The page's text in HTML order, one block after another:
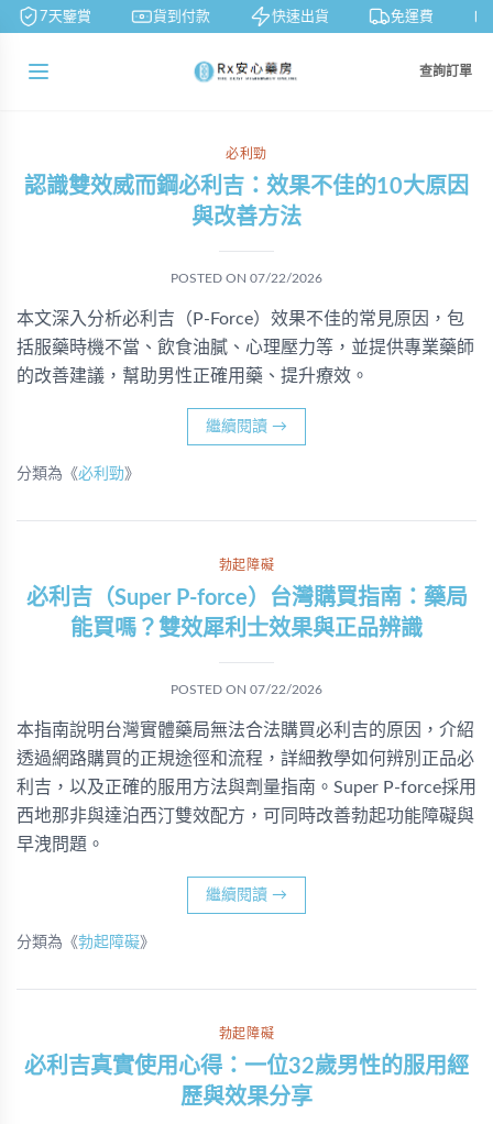
7天鑒賞 貨到付款 快速出貨 免運費
查詢訂單
必利勁
認識雙效威而鋼必利吉：效果不佳的10大原因
與改善方法
POSTED ON 07/22/2026
本文深入分析必利吉（P-Force）效果不佳的常見原因，包
括服藥時機不當、飲食油膩、心理壓力等，並提供專業藥師
的改善建議，幫助男性正確用藥、提升療效。
繼續閱讀 →
分類為《必利勁》
勃起障礙
必利吉（Super P-force）台灣購買指南：藥局
能買嗎？雙效犀利士效果與正品辨識
POSTED ON 07/22/2026
本指南說明台灣實體藥局無法合法購買必利吉的原因，介紹
透過網路購買的正規途徑和流程，詳細教學如何辨別正品必
利吉，以及正確的服用方法與劑量指南。Super P-force採用
西地那非與達泊西汀雙效配方，可同時改善勃起功能障礙與
早洩問題。
繼續閱讀 →
分類為《勃起障礙》
勃起障礙
必利吉真實使用心得：一位32歲男性的服用經
歷與效果分享